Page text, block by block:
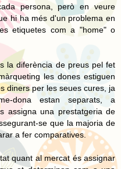
persona, però en veure
hi ha més d'un problema en
etiquetes com a "home" o
la diferència de preus pel fet
les dones estiguen
diners per les seues cures, ja
dona estan separats, a
assigna una prestatgeria de
se que la majoria de
a fer comparatives.
quant al mercat és assignar